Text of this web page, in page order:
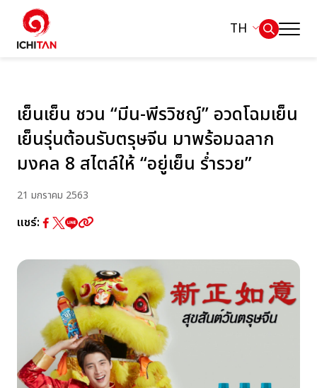
TH
เกี่ยวกับเรา
ธุรกิจของเรา
ผลิตภัณฑ์และแบรนด์
การพัฒนาอย่างยั่งยืน
นักลงทุนสัมพันธ์
ข่าวสารและสื่อประชาสัมพันธ์
เย็นเย็น ชวน “มีน-พีรวิชญ์” อวดโฉมเย็น
เย็นรุ่นต้อนรับตรุษจีน มาพร้อมฉลาก
มงคล 8 สไตล์ให้ “อยู่เย็น ร่ำรวย”
21 มกราคม 2563
แชร์: